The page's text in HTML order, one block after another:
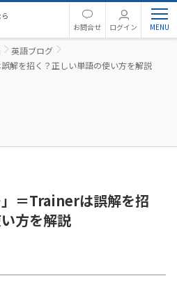
お問合せ ログイン
英語ブログ
解を招く？正しい単語の使い方を解説
＝Trainerは誤解を招
方を解説